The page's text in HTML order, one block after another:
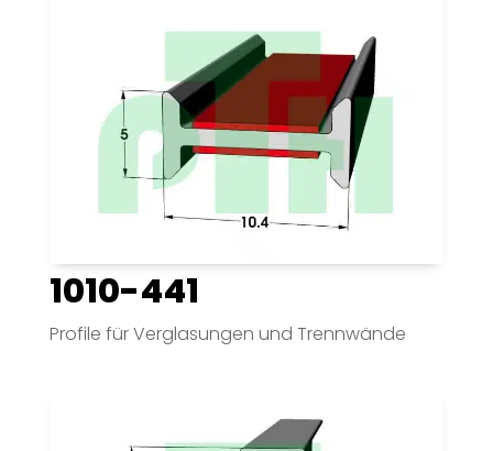
1010-441
Profile für Verglasungen und Trennwände